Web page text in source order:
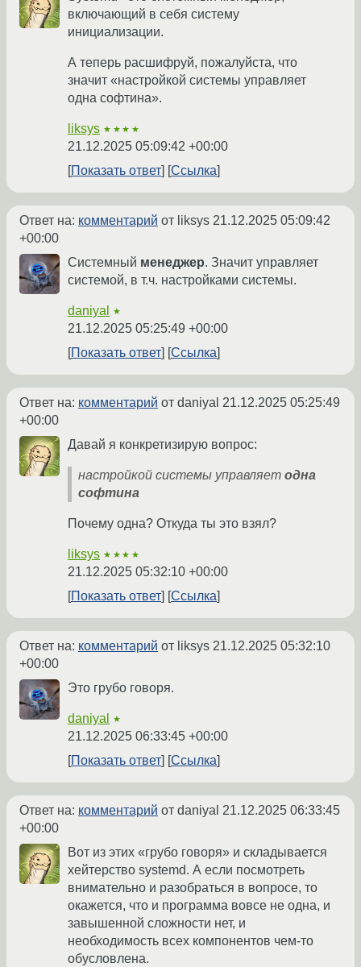
включающий в себя систему
инициализации.
А теперь расшифруй, пожалуйста, что
значит «настройкой системы управляет
одна софтина».
liksys ★★★★
21.12.2025 05:09:42 +00:00
Показать ответ
Ссылка
Ответ на: комментарий от liksys 21.12.2025 05:09:42
+00:00
Системный менеджер. Значит управляет
системой, в т.ч. настройками системы.
daniyal ★
21.12.2025 05:25:49 +00:00
Показать ответ
Ссылка
Ответ на: комментарий от daniyal 21.12.2025 05:25:49
+00:00
Давай я конкретизирую вопрос:
настройкой системы управляет одна
софтина
Почему одна? Откуда ты это взял?
liksys ★★★★
21.12.2025 05:32:10 +00:00
Показать ответ
Ссылка
Ответ на: комментарий от liksys 21.12.2025 05:32:10
+00:00
Это грубо говоря.
daniyal ★
21.12.2025 06:33:45 +00:00
Показать ответ
Ссылка
Ответ на: комментарий от daniyal 21.12.2025 06:33:45
+00:00
Вот из этих «грубо говоря» и складывается
хейтерство systemd. А если посмотреть
внимательно и разобраться в вопросе, то
окажется, что и программа вовсе не одна, и
завышенной сложности нет, и
необходимость всех компонентов чем-то
обусловлена.